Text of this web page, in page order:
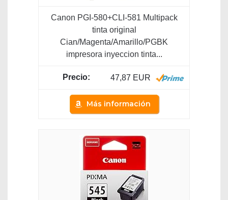
Canon PGI-580+CLI-581 Multipack
tinta original
Cian/Magenta/Amarillo/PGBK
impresora inyeccion tinta...
47,87 EUR
Más información